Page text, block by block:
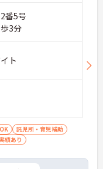
番5号
3分
ト
託児所・育児補助
績あり